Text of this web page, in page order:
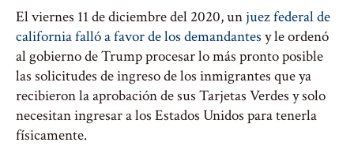
El viernes 11 de diciembre del 2020, unjuez federal de
california falló a favor de los demandantes y le ordenó
al gobierno de Trump procesar lo más pronto posible
las solicitudes de ingreso de los inmigrantes que ya
recibieron la aprobación de sus Tarjetas Verdes y solo
necesitan ingresar a los Estados Unidos para tenerla
físicamente.